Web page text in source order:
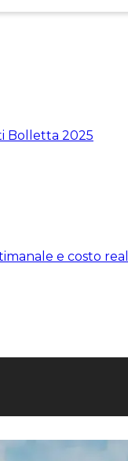
Bolletta 2025
e costo